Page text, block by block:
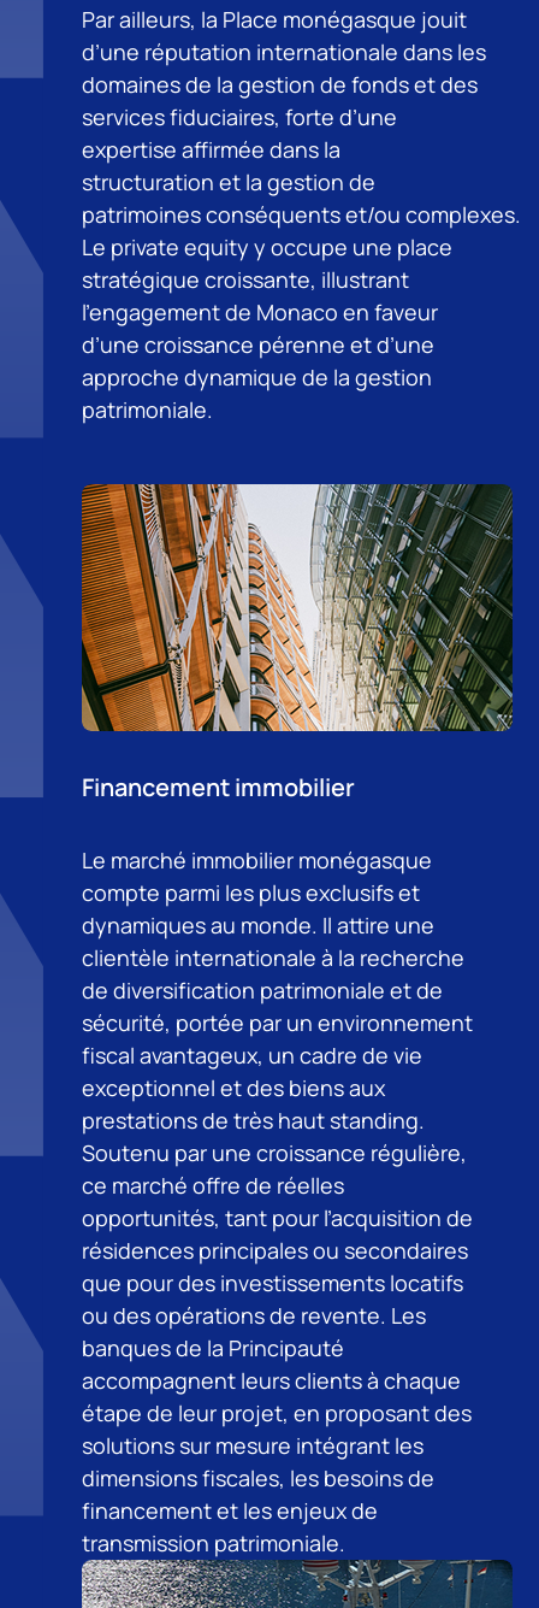
Par ailleurs, la Place monégasque jouit
d’une réputation internationale dans les
domaines de la gestion de fonds et des
services fiduciaires, forte d’une
expertise affirmée dans la
structuration et la gestion de
patrimoines conséquents et/ou complexes.
Le private equity y occupe une place
stratégique croissante, illustrant
l’engagement de Monaco en faveur
d’une croissance pérenne et d’une
approche dynamique de la gestion
patrimoniale.
Financement immobilier
Le marché immobilier monégasque
compte parmi les plus exclusifs et
dynamiques au monde. Il attire une
clientèle internationale à la recherche
de diversification patrimoniale et de
sécurité, portée par un environnement
fiscal avantageux, un cadre de vie
exceptionnel et des biens aux
prestations de très haut standing.
Soutenu par une croissance régulière,
ce marché offre de réelles
opportunités, tant pour l’acquisition de
résidences principales ou secondaires
que pour des investissements locatifs
ou des opérations de revente. Les
banques de la Principauté
accompagnent leurs clients à chaque
étape de leur projet, en proposant des
solutions sur mesure intégrant les
dimensions fiscales, les besoins de
financement et les enjeux de
transmission patrimoniale.